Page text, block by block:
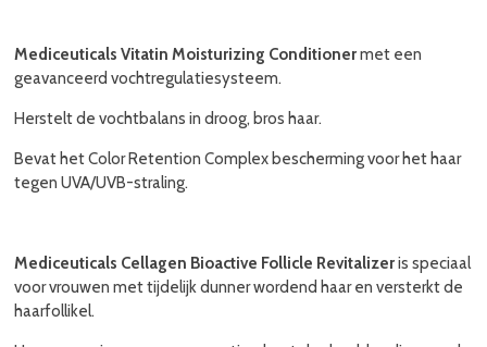
Mediceuticals Vitatin Moisturizing Conditionermet een
geavanceerd vochtregulatiesysteem.
Herstelt de vochtbalans in droog, bros haar.
Bevat het Color Retention Complex bescherming voor het haar
tegen UVA/UVB-straling.
Mediceuticals Cellagen Bioactive Follicle Revitalizeris speciaal
voor vrouwen met tijdelijk dunner wordend haar en versterkt de
haarfollikel.